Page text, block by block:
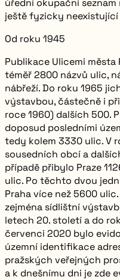
úřední okupační seznam
ještě fyzicky neexistující
Od roku 1945
Publikace Ulicemi
téměř2800 názvů ulic,
nábřeží. Do roku 1965
výstavbou, částečně i
roce 1960) dalších 500.
doposud posledními
tedy kolem 3330 ulic. V
sousedních obcí a
případě přibylo Praze
ulic. Po těchto dvou
Praha více než5600
zejména sídlištní
letech 20. století a do
červenci 2020 bylo
územní identifikace
pražských veřejných
a k dnešnímu dni je zde